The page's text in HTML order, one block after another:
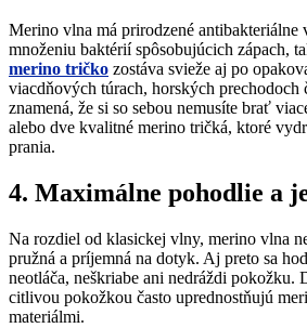
Merino vlna má prirodzené antibakteriálne
množeniu baktérií spôsobujúcich zápach,
merino tričko zostáva svieže aj po
viacdňových túrach, horských prechodoch
znamená, že si so sebou nemusíte brať
alebo dve kvalitné merino tričká, ktoré
prania.
4. Maximálne pohodlie a
Na rozdiel od klasickej vlny, merino vlna
pružná a príjemná na dotyk. Aj preto sa
neotláča, neškriabe ani nedráždi pokožku.
citlivou pokožkou často uprednostňujú
materiálmi.